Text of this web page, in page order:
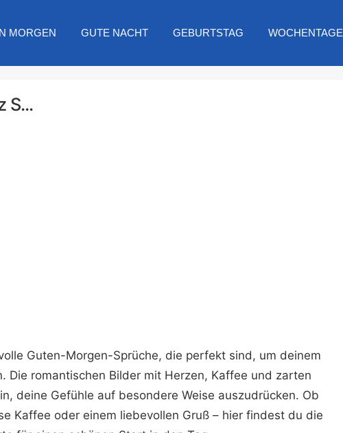
MORGEN GUTE NACHT GEBURTSTAG WOCHENTAGE
S...
Guten-Morgen-Sprüche, die perfekt sind, um deinem
Die romantischen Bilder mit Herzen, Kaffee und zarten
deine Gefühle auf besondere Weise auszudrücken. Ob
Kaffee oder einem liebevollen Gruß – hier findest du die